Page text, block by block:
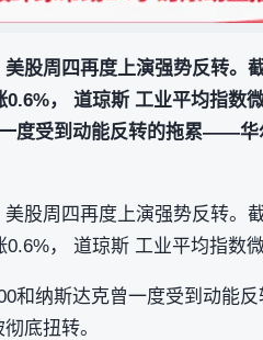
股周四再度上演强势反转。
， 道琼斯 工业平均指数
度受到动能反转的拖累——
股周四再度上演强势反转。
， 道琼斯 工业平均指数
和纳斯达克曾一度受到动能
底扭转。